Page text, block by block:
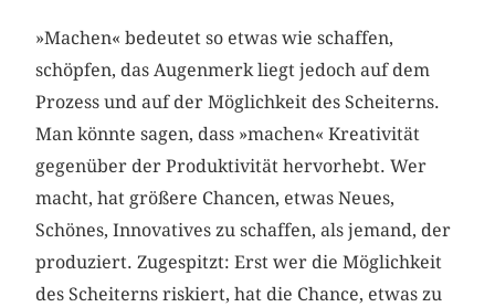
»Machen« bedeutet so etwas wie schaffen,
schöpfen, das Augenmerk liegt jedoch auf dem
Prozess und auf der Möglichkeit des Scheiterns.
Man könnte sagen, dass »machen« Kreativität
gegenüber der Produktivität hervorhebt. Wer
macht, hat größere Chancen, etwas Neues,
Schönes, Innovatives zu schaffen, als jemand, der
produziert. Zugespitzt: Erst wer die Möglichkeit
des Scheiterns riskiert, hat die Chance, etwas zu